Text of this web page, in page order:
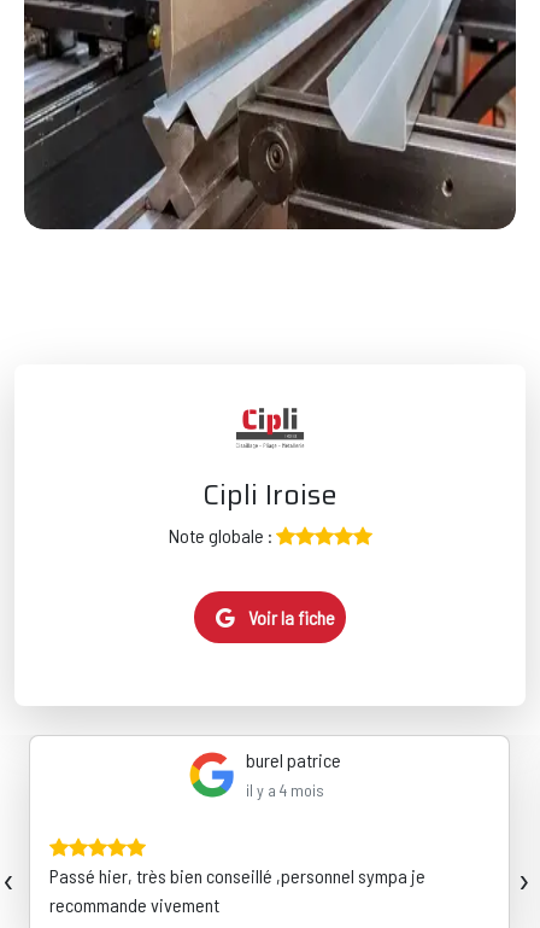
Cipli Iroise
Note globale :
Voir la fiche
burel patrice
il y a 4 mois
Passé hier, très bien conseillé ,personnel sympa je
recommande vivement
‹ ›